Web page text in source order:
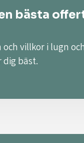
bästa
villkor i lugn
dig bäst.